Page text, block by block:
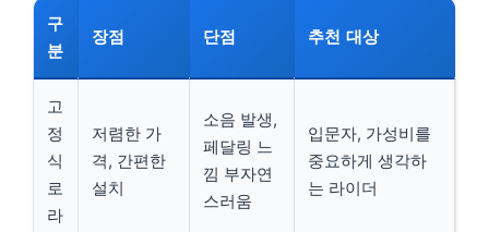
구
분
장점 단점 추천 대상
고
정
식
로
라
저렴한 가
격, 간편한
설치
소음 발생,
페달링 느
낌 부자연
스러움
입문자, 가성비를
중요하게 생각하
는 라이더